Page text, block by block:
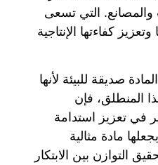
التي تسعى
كفاءتها الإنتاجية
صديقة للبيئة لأنها
المنطلق، فإن
في تعزيز استدامة
مادة مثالية
التوازن بين الابتكار